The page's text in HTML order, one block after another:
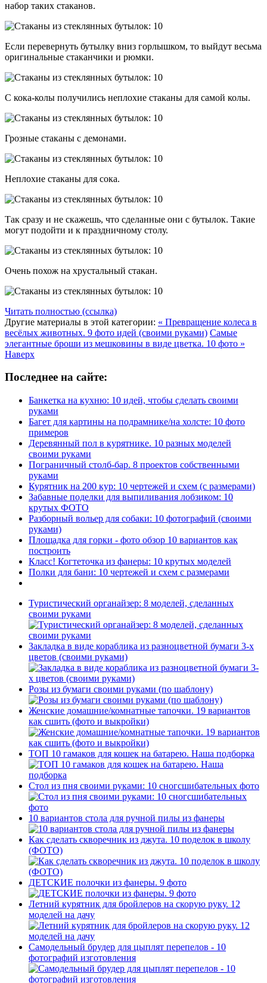
набор таких стаканов.
Если перевернуть бутылку вниз горлышком, то выйдут весьма
оригинальные стаканчики и рюмки.
С кока-колы получились неплохие стаканы для самой колы.
Грозные стаканы с демонами.
Неплохие стаканы для сока.
Так сразу и не скажешь, что сделанные они с бутылок. Такие
могут подойти и к праздничному столу.
Очень похож на хрустальный стакан.
Читать полностью (ссылка)
Другие материалы в этой категории: « Превращение колеса в
весёлых животных. 9 фото идей (своими руками) Самые
элегантные броши из мешковины в виде цветка. 10 фото »
Наверх
Последнее на сайте:
Банкетка на кухню: 10 идей, чтобы сделать своими
руками
Багет для картины на подрамнике/на холсте: 10 фото
примеров
Деревянный пол в курятнике. 10 разных моделей
своими руками
Пограничный столб-бар. 8 проектов собственными
руками
Курятник на 200 кур: 10 чертежей и схем (с размерами)
Забавные поделки для выпиливания лобзиком: 10
крутых ФОТО
Разборный вольер для собаки: 10 фотографий (своими
руками)
Площадка для горки - фото обзор 10 вариантов как
построить
Класс! Когтеточка из фанеры: 10 крутых моделей
Полки для бани: 10 чертежей и схем с размерами
Туристический органайзер: 8 моделей, сделанных
своими руками
Закладка в виде кораблика из разноцветной бумаги 3-х
цветов (своими руками)
Розы из бумаги своими руками (по шаблону)
Женские домашние/комнатные тапочки. 19 вариантов
как сшить (фото и выкройки)
ТОП 10 гамаков для кошек на батарею. Наша подборка
Стол из пня своими руками: 10 сногсшибательных фото
10 вариантов стола для ручной пилы из фанеры
Как сделать скворечник из джута. 10 поделок в школу
(ФОТО)
ДЕТСКИЕ полочки из фанеры. 9 фото
Летний курятник для бройлеров на скорую руку. 12
моделей на дачу
Самодельный брудер для цыплят перепелов - 10
фотографий изготовления